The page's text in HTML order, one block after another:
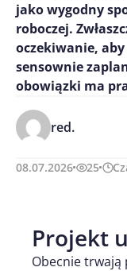
jako wygodny
roboczej.
oczekiwanie,
sensownie
obowiązki ma
red.
08.07.2026 25
Projekt
Obecnie trwają